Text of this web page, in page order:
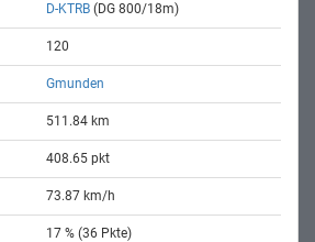
D-KTRB (DG 800/18m)
120
Gmunden
511.84 km
408.65 pkt
73.87 km/h
17 % (36 Pkte)